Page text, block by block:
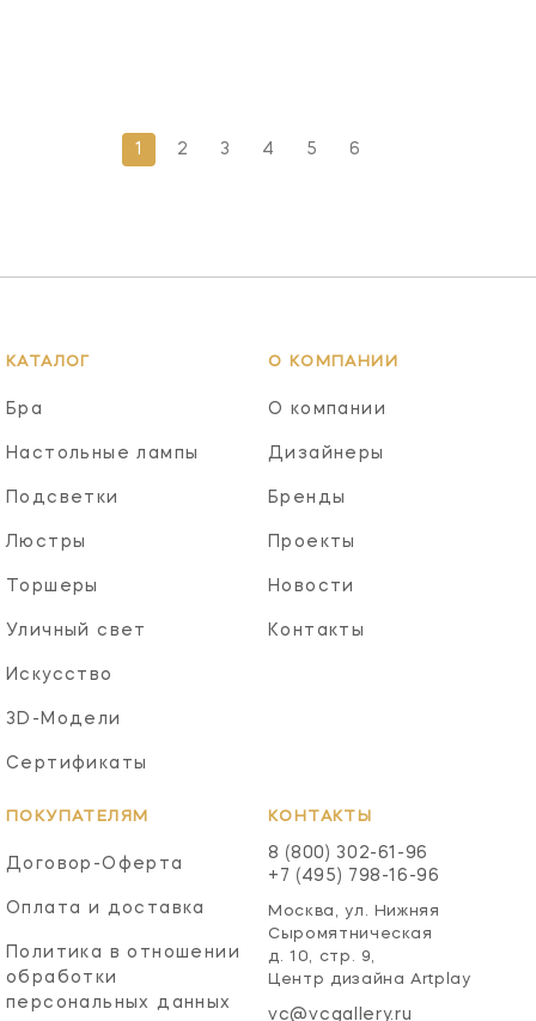
1 2 3 4 5 6
КАТАЛОГ
Бра
Настольные лампы
Подсветки
Люстры
Торшеры
Уличный свет
Искусство
3D-Модели
Сертификаты
О КОМПАНИИ
О компании
Дизайнеры
Бренды
Проекты
Новости
Контакты
ПОКУПАТЕЛЯМ
Договор-Оферта
Оплата и доставка
Политика в отношении
обработки
персональных данных
КОНТАКТЫ
8 (800) 302-61-96
+7 (495) 798-16-96
Москва, ул. Нижняя
Сыромятническая
д. 10, стр. 9,
Центр дизайна Artplay
vc@vcgallery.ru